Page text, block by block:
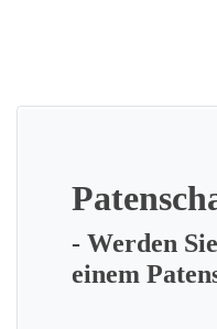
- Werden
einem